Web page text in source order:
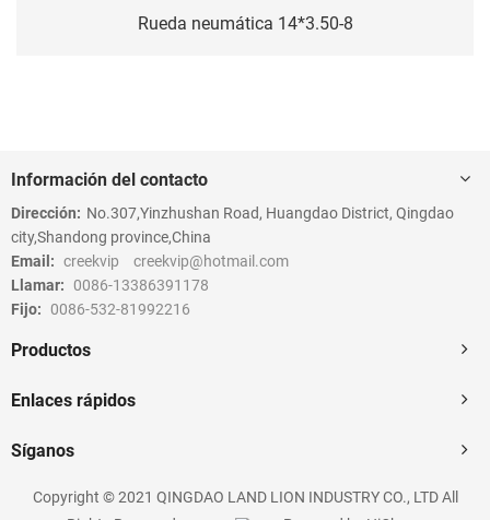
Rueda neumática 14*3.50-8
Información del contacto
Dirección: No.307,Yinzhushan Road, Huangdao District, Qingdao
city,Shandong province,China
Email: creekvip
creekvip@hotmail.com
Llamar: 0086-13386391178
Fijo: 0086-532-81992216
Productos
Enlaces rápidos
Síganos
Copyright © 2021 QINGDAO LAND LION INDUSTRY CO., LTD All